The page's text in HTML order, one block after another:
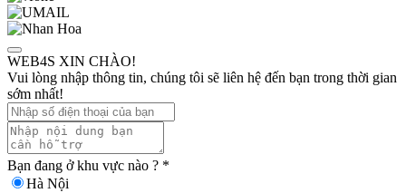
WEB4S XIN CHÀO!
Vui lòng nhập thông tin, chúng tôi sẽ liên hệ đến bạn trong thời gian
sớm nhất!
Bạn đang ở khu vực nào ? *
Hà Nội